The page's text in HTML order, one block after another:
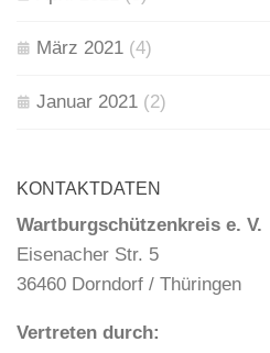
März 2021 (4)
Januar 2021 (2)
KONTAKTDATEN
Wartburgschützenkreis e. V.
Eisenacher Str. 5
36460 Dorndorf / Thüringen
Vertreten durch: